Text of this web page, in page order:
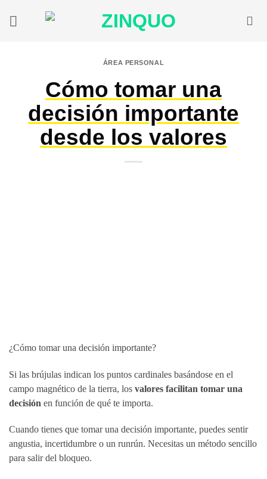
ÁREA PERSONAL
Cómo tomar una
decisión importante
desde los valores
¿Cómo tomar una decisión importante?
Si las brújulas indican los puntos cardinales basándose en el
campo magnético de la tierra, los valores facilitan tomar una
decisión en función de qué te importa.
Cuando tienes que tomar una decisión importante, puedes sentir
angustia, incertidumbre o un runrún. Necesitas un método sencillo
para salir del bloqueo.